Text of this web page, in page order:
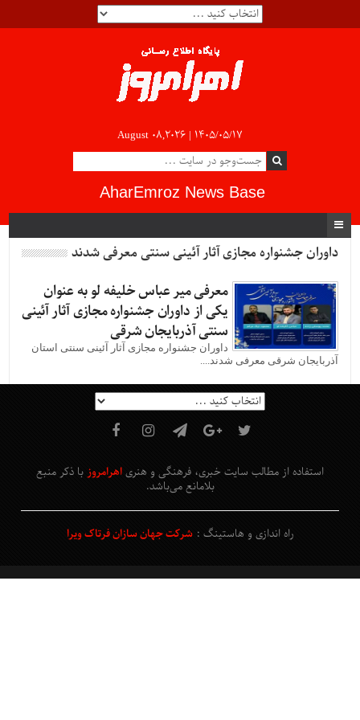
August 08,2026 | ۱۴۰۵/۰۵/۱۷
AharEmroz News Base
داوران جشنواره مجازی آثار آئینی سنتی معرفی شدند
معرفی میر عباس خلیفه لو به عنوان
یکی از داوران جشنواره مجازی آثار آئینی
سنتی آذربایجان شرقی
داوران جشنواره مجازی آثار آئینی سنتی استان
آذربایجان شرقی معرفی شدند....
استفاده از مطالب سایت خبری، فرهنگی و هنری اهرامروز با ذکر منبع
بلامانع می‌باشد.
راه اندازی و هاستینگ :شرکت جهان سازان فرتاک ویرا